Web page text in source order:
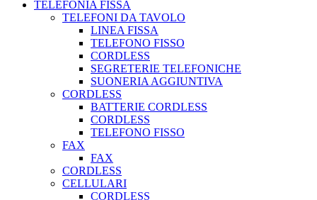
TELEFONIA FISSA
TELEFONI DA TAVOLO
LINEA FISSA
TELEFONO FISSO
CORDLESS
SEGRETERIE TELEFONICHE
SUONERIA AGGIUNTIVA
CORDLESS
BATTERIE CORDLESS
CORDLESS
TELEFONO FISSO
FAX
FAX
CORDLESS
CELLULARI
CORDLESS